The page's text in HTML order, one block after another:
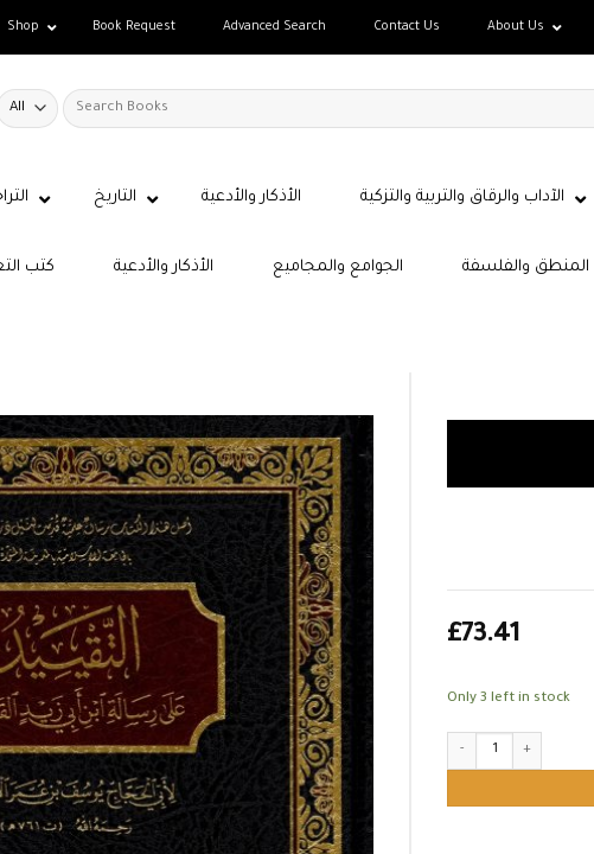
Shop Book Request Advanced Search Contact Us About Us
Search
for:
الآداب والرقاق والتربية والتزكية الأذكار والأدعية التاريخ
كتب الأذكار والأدعية الجوامع والمجاميع المنطق والفلسفة
£73.41
Only 3 left in stock